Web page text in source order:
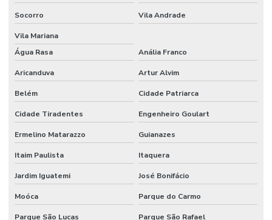
Veludo sintético
Socorro Vila Andrade
Vila Mariana
Água Rasa
Anália Franco
Aricanduva Artur Alvim
Belém Cidade Patriarca
Cidade Tiradentes Engenheiro Goulart
Ermelino Matarazzo Guianazes
Itaim Paulista Itaquera
Jardim Iguatemi José Bonifácio
Moóca Parque do Carmo
Parque São Lucas Parque São Rafael